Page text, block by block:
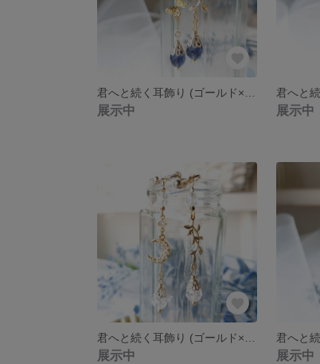
展示中 展示中
展示中 展示中